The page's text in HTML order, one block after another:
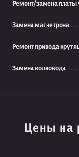
Ремонт/замена платы
Замена магнетрона
Ремонт привода
Замена волновода
Цены на